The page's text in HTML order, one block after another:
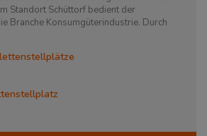
Standort Schüttorf bedient der
Branche Konsumgüterindustrie. Durch